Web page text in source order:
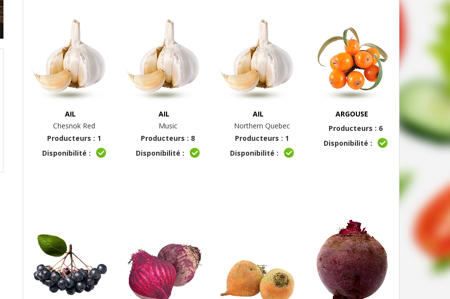
AIL
Chesnok Red
Producteurs : 1
Disponibilité :
AIL
Music
Producteurs : 8
Disponibilité :
AIL
Northern Quebec
Producteurs : 1
Disponibilité :
ARGOUSE
Producteurs : 6
Disponibilité :